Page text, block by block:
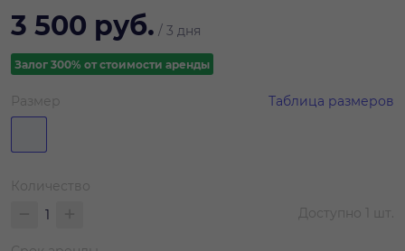
3 500 руб. / 3 дня
Залог 300% от стоимости аренды
Таблица размеров
Размер
Количество
Доступно 1 шт.